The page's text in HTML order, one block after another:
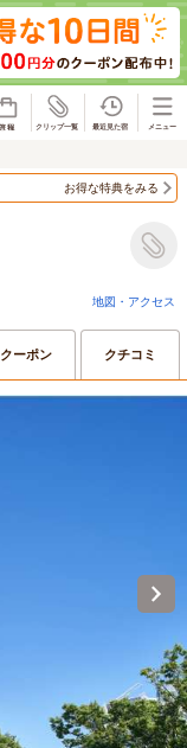
お得な特典をみる
地図・アクセス
クーポン クチコミ